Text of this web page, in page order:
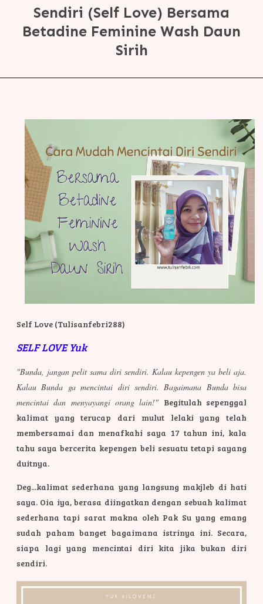
Sendiri (Self Love) Bersama
Betadine Feminine Wash Daun
Sirih
Self Love (Tulisanfebri288)
SELF LOVE Yuk
"Bunda, jangan pelit sama diri sendiri. Kalau kepengen ya beli aja.
Kalau Bunda ga mencintai diri sendiri. Bagaimana Bunda bisa
mencintai dan menyayangi orang lain!" Begitulah sepenggal
kalimat yang terucap dari mulut lelaki yang telah
membersamai dan menafkahi saya 17 tahun ini, kala
tahu saya bercerita kepengen beli sesuatu tetapi sayang
duitnya.
Deg...kalimat sederhana yang langsung makjleb di hati
saya. Oia iya, berasa diingatkan dengan sebuah kalimat
sederhana tapi sarat makna oleh Pak Su yang emang
sudah paham banget bagaimana istrinya ini. Secara,
siapa lagi yang mencintai diri kita jika bukan diri
sendiri.